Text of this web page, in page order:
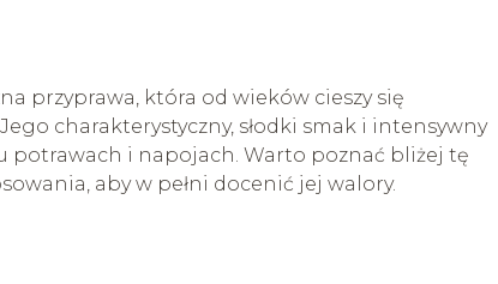
przyprawa, która od wieków cieszy się
charakterystyczny, słodki smak i intensywny
potrawach i napojach. Warto poznać bliżej tę
aby w pełni docenić jej walory.